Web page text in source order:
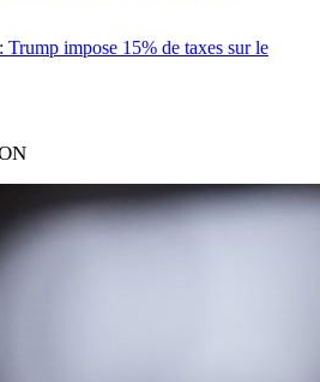
Trump impose 15% de taxes sur le